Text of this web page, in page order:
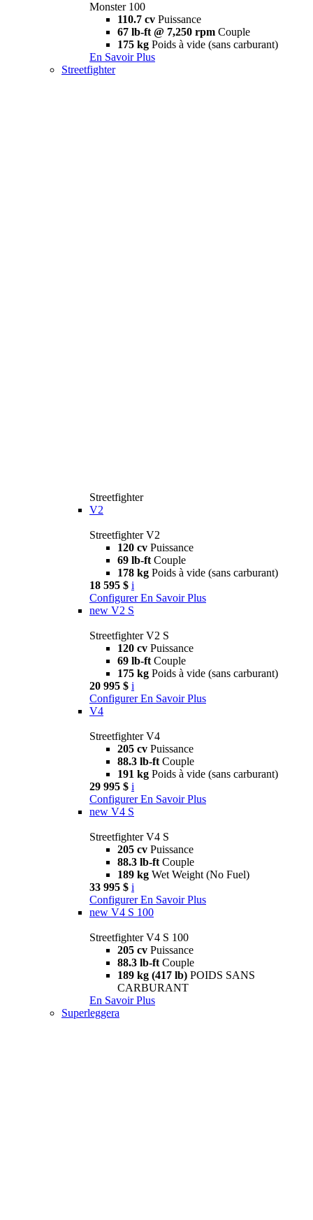
Monster 100
110.7 cv Puissance
67 lb-ft @ 7,250 rpm Couple
175 kg Poids à vide (sans carburant)
En Savoir Plus
Streetfighter
Streetfighter
V2
Streetfighter V2
120 cv Puissance
69 lb-ft Couple
178 kg Poids à vide (sans carburant)
18 595 $ i
Configurer En Savoir Plus
new V2 S
Streetfighter V2 S
120 cv Puissance
69 lb-ft Couple
175 kg Poids à vide (sans carburant)
20 995 $ i
Configurer En Savoir Plus
V4
Streetfighter V4
205 cv Puissance
88.3 lb-ft Couple
191 kg Poids à vide (sans carburant)
29 995 $ i
Configurer En Savoir Plus
new V4 S
Streetfighter V4 S
205 cv Puissance
88.3 lb-ft Couple
189 kg Wet Weight (No Fuel)
33 995 $ i
Configurer En Savoir Plus
new V4 S 100
Streetfighter V4 S 100
205 cv Puissance
88.3 lb-ft Couple
189 kg (417 lb) POIDS SANS
CARBURANT
En Savoir Plus
Superleggera